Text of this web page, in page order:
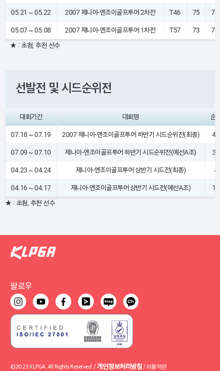
05.21 ~ 05.22 2007 제니아-엔조이골프투어 2차전 T46 75 76
05.07 ~ 05.08 2007 제니아-엔조이골프투어 1차전 T57 73 77
★ : 초청, 추천 선수
선발전 및 시드순위전
대회기간 대회명 순
07.18 ~ 07.19 2007 제니아-엔조이골프투어 하반기 시드순위전(최종) 41
07.09 ~ 07.10 제니아-엔조이골프투어 하반기 시드순위전(예선A조) 32
04.23 ~ 04.24 제니아-엔조이골프투어 상반기 시드전(최종) 4
04.16 ~ 04.17 제니아-엔조이골프투어 상반기 시드전(예선A조) 16
★ : 초청, 추천 선수
팔로우
©2023 KLPGA. All Rights Reserved. /개인정보처리방침 / 이용약관